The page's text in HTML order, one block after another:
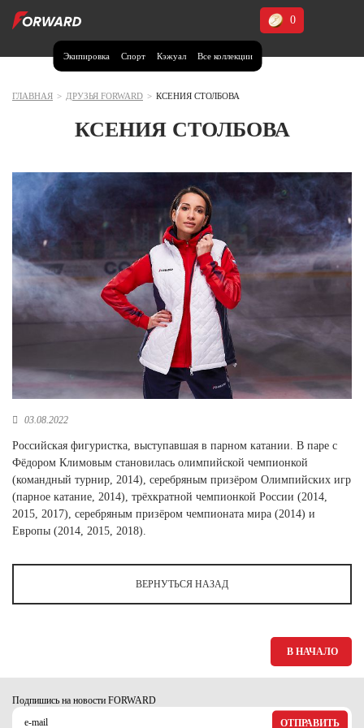
Экипировка Спорт Кэжуал Все коллекции
0
Москва и МО
Волгоградская область (1)
Воронежская область (1)
Иркутская область (2)
Калининградская область (1)
Кемеровская область (2)
Краснодарский край (5)
Красноярский край (5)
Курская область (1)
Москва и МО (14)
Новосибирская область (3)
Республика Крым (1)
Республика Татарстан (2)
Ростовская область (2)
Самарская область (1)
Санкт-Петербург и ЛО (3)
Смоленская область (1)
ГЛАВНАЯ > ДРУЗЬЯ FORWARD > КСЕНИЯ СТОЛБОВА
КСЕНИЯ СТОЛБОВА
03.08.2022
Российская фигуристка, выступавшая в парном катании. В паре с
Фёдором Климовым становилась олимпийской чемпионкой
(командный турнир, 2014), серебряным призёром Олимпийских игр
(парное катание, 2014), трёхкратной чемпионкой России (2014,
2015, 2017), серебряным призёром чемпионата мира (2014) и
Европы (2014, 2015, 2018).
ВЕРНУТЬСЯ НАЗАД
В НАЧАЛО
Подпишись на новости FORWARD
ОТПРАВИТЬ